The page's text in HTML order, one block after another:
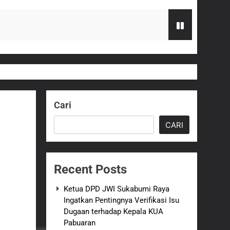
Rampung
Perkuat Penataan Pedagang
ASI adalah Investasi Peradaban dan
Cari
CARI
Recent Posts
Ketua DPD JWI Sukabumi Raya
Ingatkan Pentingnya Verifikasi Isu
Dugaan terhadap Kepala KUA
Pabuaran